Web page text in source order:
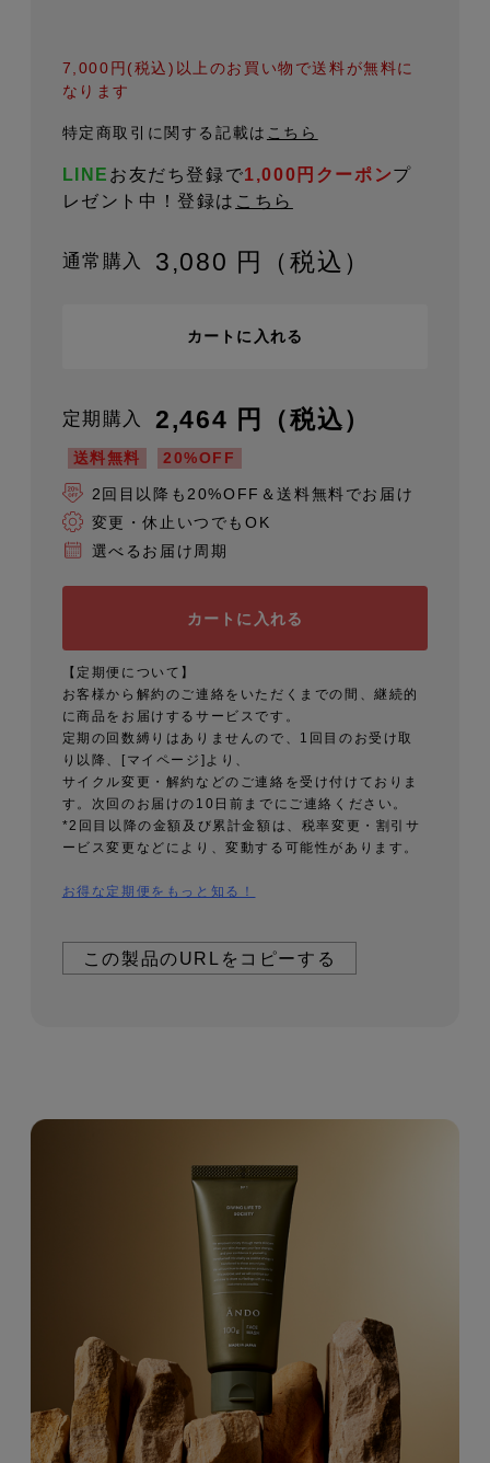
7,000円(税込)以上のお買い物で送料が無料に
なります
特定商取引に関する記載は こちら
LINE お友だち登録で1,000円クーポンプ
レゼント中！登録は こちら
通常購入 3,080 円（税込）
カートに入れる
定期購入 2,464 円（税込）
送料無料 20%OFF
2回目以降も20%OFF＆送料無料でお届け
変更・休止いつでもOK
選べるお届け周期
カートに入れる
【定期便について】
お客様から解約のご連絡をいただくまでの間、継続的
に商品をお届けするサービスです。
定期の回数縛りはありませんので、1回目のお受け取
り以降、[マイページ]より、
サイクル変更・解約などのご連絡を受け付けておりま
す。次回のお届けの10日前までにご連絡ください。
*2回目以降の金額及び累計金額は、税率変更・割引サ
ービス変更などにより、変動する可能性があります。
お得な定期便をもっと知る！
この製品のURLをコピーする